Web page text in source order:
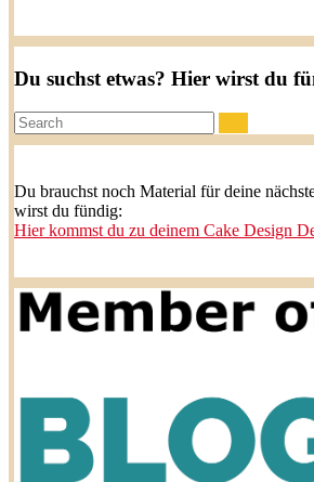
Du suchst etwas? Hier wirst du
Search:
Du brauchst noch Material für deine
wirst du fündig:
Hier kommst du zu deinem Cake Design